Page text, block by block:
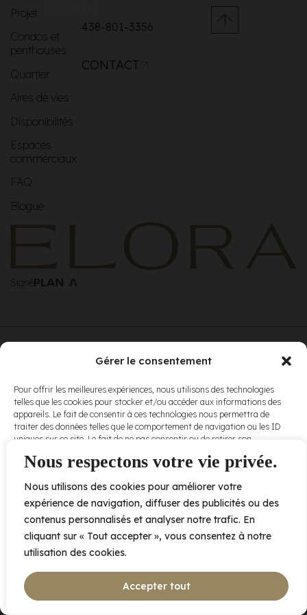
Nous respectons votre vie privée.
Nous utilisons des cookies pour améliorer votre
expérience de navigation, diffuser des publicités ou des
contenus personnalisés et analyser notre trafic. En
cliquant sur « Tout accepter », vous consentez à notre
utilisation des cookies.
Accepter tout
Gérer le consentement
Pour offrir les meilleures expériences, nous utilisons des technologies
telles que les cookies pour stocker et/ou accéder aux informations des
appareils. Le fait de consentir à ces technologies nous permettra de
traiter des données telles que le comportement de navigation ou les ID
uniques sur ce site. Le fait de ne pas consentir ou de retirer son
et fonctions.
Accepter
Refuser
Projet
Condos et
penthouses
Quartier
Aires de vies
Disponibilités
Espaces
commerciaux
FAQ
Blogue
438-801-3356
CONTACT
Signé
conditions
d’utilisationet
nospolitiques
de
confidentialité .
2005 av. de Bois-de-Boulogne, Laval QC H7N 0J7